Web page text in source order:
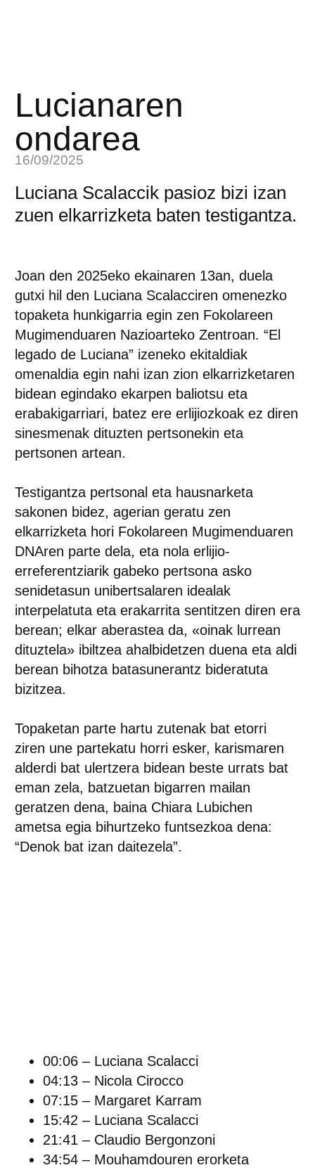
Lucianaren
ondarea
16/09/2025
Luciana Scalaccik pasioz bizi izan
zuen elkarrizketa baten testigantza.
Joan den 2025eko ekainaren 13an, duela
gutxi hil den Luciana Scalacciren omenezko
topaketa hunkigarria egin zen Fokolareen
Mugimenduaren Nazioarteko Zentroan. “El
legado de Luciana” izeneko ekitaldiak
omenaldia egin nahi izan zion elkarrizketaren
bidean egindako ekarpen baliotsu eta
erabakigarriari, batez ere erlijiozkoak ez diren
sinesmenak dituzten pertsonekin eta
pertsonen artean.
Testigantza pertsonal eta hausnarketa
sakonen bidez, agerian geratu zen
elkarrizketa hori Fokolareen Mugimenduaren
DNAren parte dela, eta nola erlijio-
erreferentziarik gabeko pertsona asko
senidetasun unibertsalaren idealak
interpelatuta eta erakarrita sentitzen diren era
berean; elkar aberastea da, «oinak lurrean
dituztela» ibiltzea ahalbidetzen duena eta aldi
berean bihotza batasunerantz bideratuta
bizitzea.
Topaketan parte hartu zutenak bat etorri
ziren une partekatu horri esker, karismaren
alderdi bat ulertzera bidean beste urrats bat
eman zela, batzuetan bigarren mailan
geratzen dena, baina Chiara Lubichen
ametsa egia bihurtzeko funtsezkoa dena:
“Denok bat izan daitezela”.
00:06 – Luciana Scalacci
04:13 – Nicola Cirocco
07:15 – Margaret Karram
15:42 – Luciana Scalacci
21:41 – Claudio Bergonzoni
34:54 – Mouhamdouren erorketa